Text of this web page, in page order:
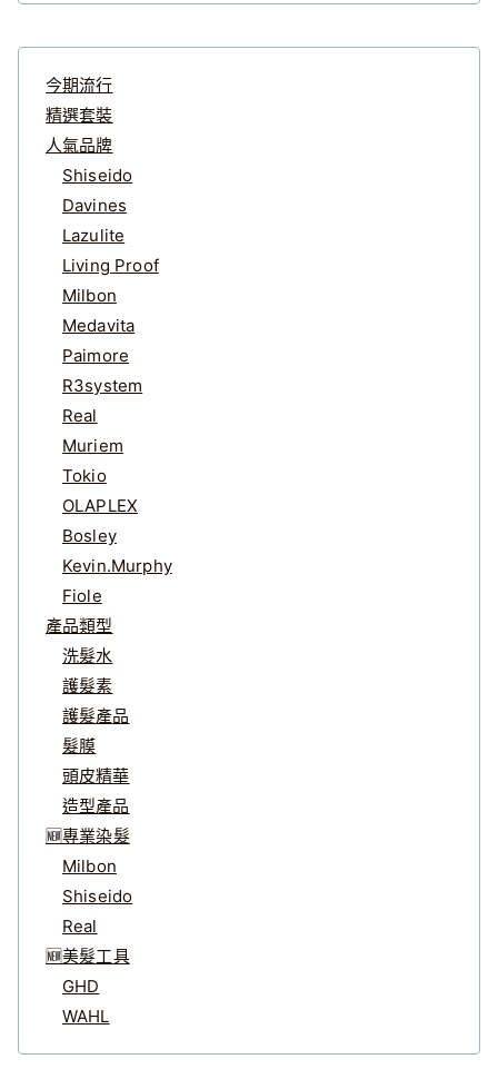
今期流行
精選套裝
人氣品牌
Shiseido
Davines
Lazulite
Living Proof
Milbon
Medavita
Paimore
R3system
Real
Muriem
Tokio
OLAPLEX
Bosley
Kevin.Murphy
Fiole
產品類型
洗髮水
護髮素
護髮產品
髮膜
頭皮精華
造型產品
🆕專業染髮
Milbon
Shiseido
Real
🆕美髮工具
GHD
WAHL